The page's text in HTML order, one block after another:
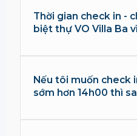
Thời gian check in -
biệt thự VO Villa Ba
Nếu tôi muốn check
sớm hơn 14h00 thì